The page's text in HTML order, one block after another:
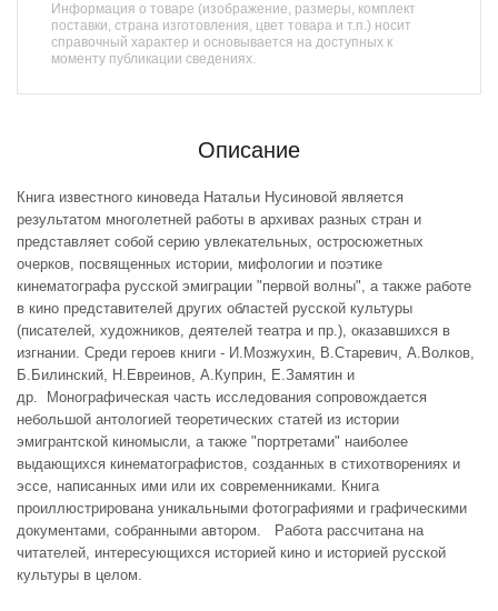
Информация о товаре (изображение, размеры, комплект
поставки, страна изготовления, цвет товара и т.п.) носит
справочный характер и основывается на доступных к
моменту публикации сведениях.
Описание
Книга известного киноведа Натальи Нусиновой является
результатом многолетней работы в архивах разных стран и
представляет собой серию увлекательных, остросюжетных
очерков, посвященных истории, мифологии и поэтике
кинематографа русской эмиграции "первой волны", а также работе
в кино представителей других областей русской культуры
(писателей, художников, деятелей театра и пр.), оказавшихся в
изгнании. Среди героев книги - И.Мозжухин, В.Старевич, А.Волков,
Б.Билинский, Н.Евреинов, А.Куприн, Е.Замятин и
др. Монографическая часть исследования сопровождается
небольшой антологией теоретических статей из истории
эмигрантской киномысли, а также "портретами" наиболее
выдающихся кинематографистов, созданных в стихотворениях и
эссе, написанных ими или их современниками. Книга
проиллюстрирована уникальными фотографиями и графическими
документами, собранными автором. Работа рассчитана на
читателей, интересующихся историей кино и историей русской
культуры в целом.